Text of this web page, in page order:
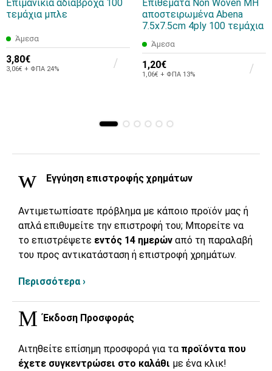
Επιμανίκια αδιάβροχα 100
τεμάχια μπλε
Άμεσα
3,80€
3,06€ + ΦΠΑ 24%
Επιθέματα Non Woven ΜΗ
αποστειρωμένα Abena
7.5x7.5cm 4ply 100 τεμάχια
Άμεσα
1,20€
1,06€ + ΦΠΑ 13%
Εγγύηση επιστροφής χρημάτων
Αντιμετωπίσατε πρόβλημα με κάποιο προϊόν μας ή
απλά επιθυμείτε την επιστροφή του; Μπορείτε να
το επιστρέψετε εντός 14 ημερών από τη παραλαβή
του προς αντικατάσταση ή επιστροφή χρημάτων.
Περισσότερα ›
Έκδοση Προσφοράς
Αιτηθείτε επίσημη προσφορά για τα προϊόντα που
έχετε συγκεντρώσει στο καλάθι με ένα κλικ!